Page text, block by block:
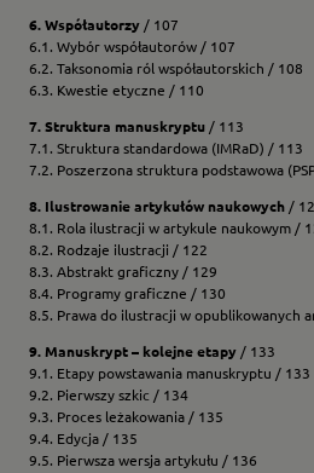
6. Współautorzy / 107
6.1. Wybór współautorów / 107
6.2. Taksonomia ról współautorskich / 108
6.3. Kwestie etyczne / 110
7. Struktura manuskryptu / 113
7.1. Struktura standardowa (IMRaD) / 113
7.2. Poszerzona struktura podstawowa
8. Ilustrowanie artykułów naukowych /
8.1. Rola ilustracji w artykule naukowym /
8.2. Rodzaje ilustracji / 122
8.3. Abstrakt graficzny / 129
8.4. Programy graficzne / 130
8.5. Prawa do ilustracji w opublikowanych
9. Manuskrypt – kolejne etapy / 133
9.1. Etapy powstawania manuskryptu / 133
9.2. Pierwszy szkic / 134
9.3. Proces leżakowania / 135
9.4. Edycja / 135
9.5. Pierwsza wersja artykułu / 136